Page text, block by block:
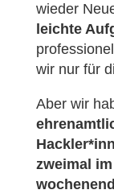
wieder
leichte
wir nur für
Aber wir
zweimal